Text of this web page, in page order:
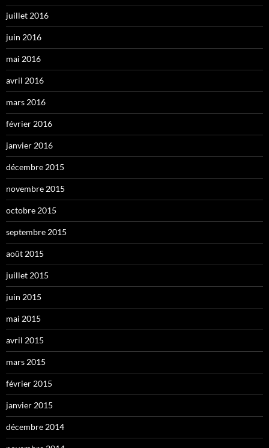
juillet 2016
juin 2016
mai 2016
avril 2016
mars 2016
février 2016
janvier 2016
décembre 2015
novembre 2015
octobre 2015
septembre 2015
août 2015
juillet 2015
juin 2015
mai 2015
avril 2015
mars 2015
février 2015
janvier 2015
décembre 2014